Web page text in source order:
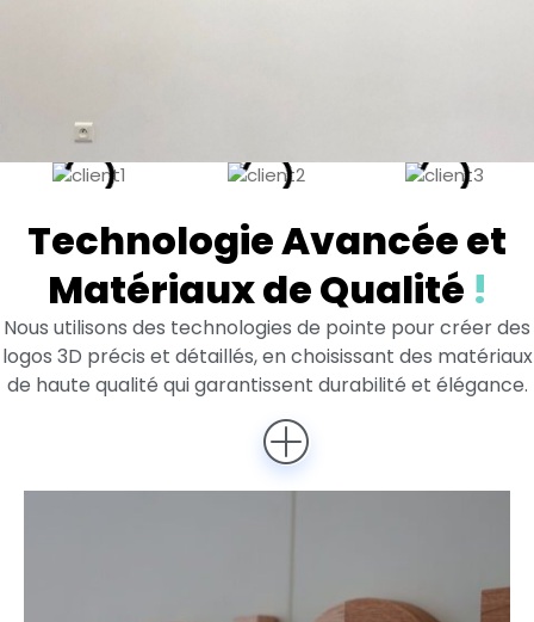
La Dimension Supplémentaire
de PARISTIC avec les Logos 3D
Chez PARISTIC, nous transformons votre identité de marque
en une expérience visuelle immersive avec nos logos 3D.
Ces créations uniques apportent une profondeur et une
présence inégalées à votre marque, en combinant
esthétique moderne et innovation technologique pour un
impact visuel maximal.
Technologie Avancée et
Matériaux de Qualité !
Nous utilisons des technologies de pointe pour créer des
logos 3D précis et détaillés, en choisissant des matériaux
de haute qualité qui garantissent durabilité et élégance.